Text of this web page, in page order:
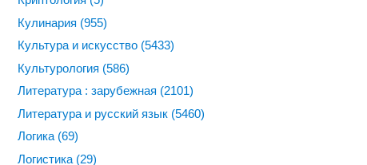
Кулинария (955)
Культура и искусство (5433)
Культурология (586)
Литература : зарубежная (2101)
Литература и русский язык (5460)
Логика (69)
Логистика (29)